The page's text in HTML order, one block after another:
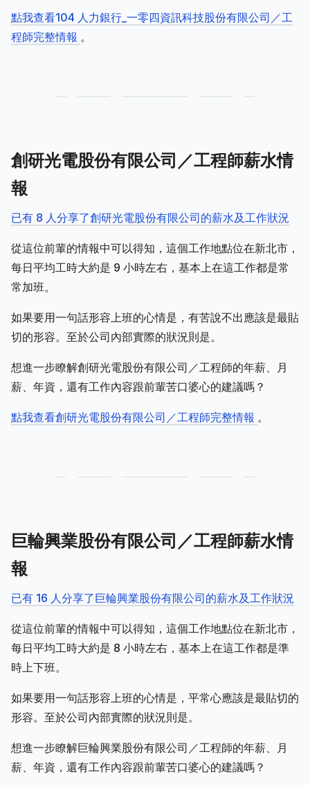
點我查看104 人力銀行_一零四資訊科技股份有限公司／工
程師完整情報 。
創研光電股份有限公司／工程師薪水情
報
已有 8 人分享了創研光電股份有限公司的薪水及工作狀況
從這位前輩的情報中可以得知，這個工作地點位在新北市，
每日平均工時大約是 9 小時左右，基本上在這工作都是常
常加班。
如果要用一句話形容上班的心情是，有苦說不出應該是最貼
切的形容。至於公司內部實際的狀況則是。
想進一步瞭解創研光電股份有限公司／工程師的年薪、月
薪、年資，還有工作內容跟前輩苦口婆心的建議嗎？
點我查看創研光電股份有限公司／工程師完整情報 。
巨輪興業股份有限公司／工程師薪水情
報
已有 16 人分享了巨輪興業股份有限公司的薪水及工作狀況
從這位前輩的情報中可以得知，這個工作地點位在新北市，
每日平均工時大約是 8 小時左右，基本上在這工作都是準
時上下班。
如果要用一句話形容上班的心情是，平常心應該是最貼切的
形容。至於公司內部實際的狀況則是。
想進一步瞭解巨輪興業股份有限公司／工程師的年薪、月
薪、年資，還有工作內容跟前輩苦口婆心的建議嗎？